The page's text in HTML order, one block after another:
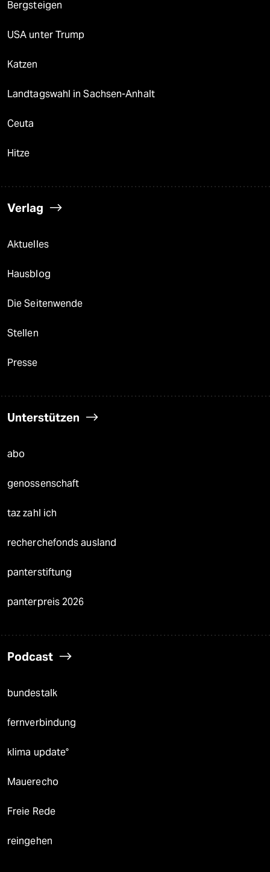
Bergsteigen
USA unter Trump
Katzen
Landtagswahl in Sachsen-Anhalt
Ceuta
Hitze
Verlag
Aktuelles
Hausblog
Die Seitenwende
Stellen
Presse
Unterstützen
abo
genossenschaft
taz zahl ich
recherchefonds ausland
panterstiftung
panterpreis 2026
Podcast
bundestalk
fernverbindung
klima update°
Mauerecho
Freie Rede
reingehen